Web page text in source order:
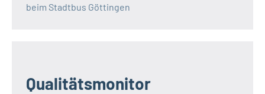
beim Stadtbus Göttingen
Qualitätsmonitor